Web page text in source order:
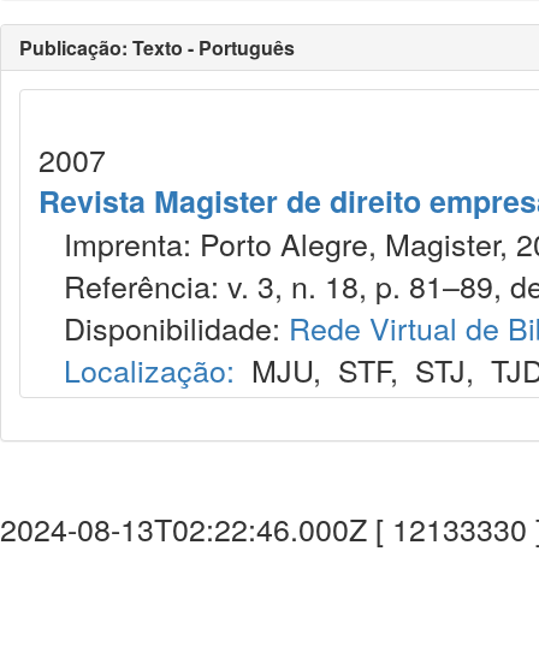
Publicação: Texto - Português
2007
Revista Magister de direito
Imprenta: Porto Alegre, Magister,
Referência: v. 3, n. 18, p. 81–89,
Disponibilidade: Rede Virtual de
Localização: MJU, STF, STJ,
2024-08-13T02:22:46.000Z [ 12133330